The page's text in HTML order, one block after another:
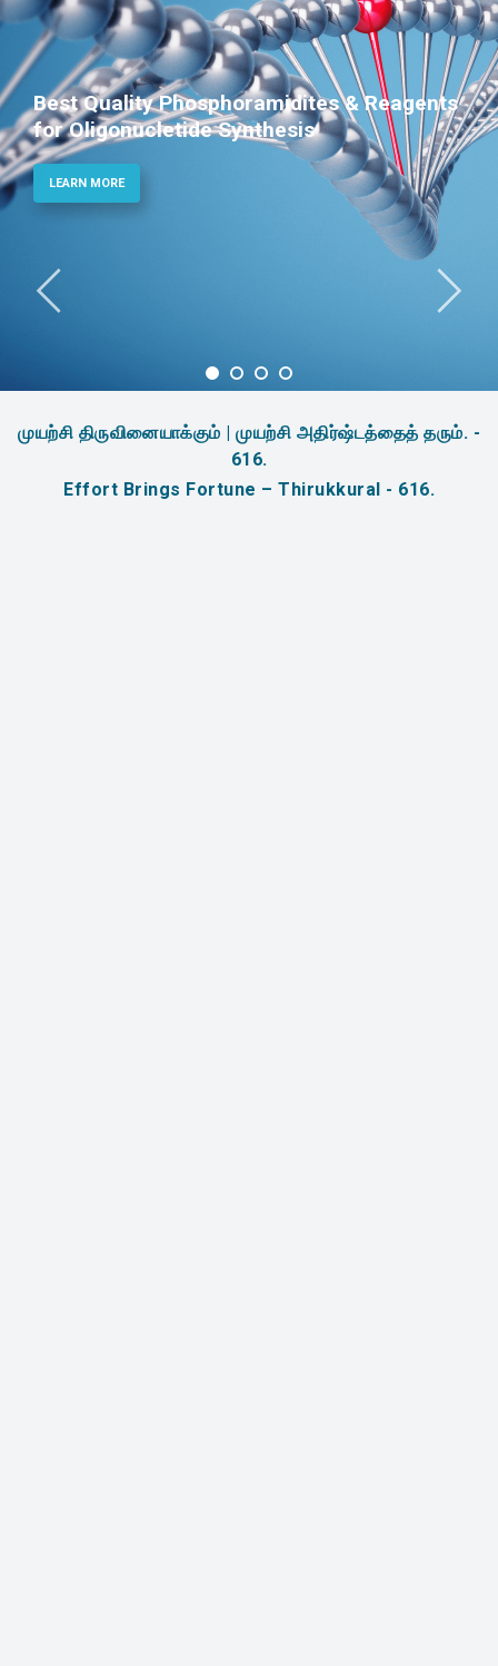
Best Quality Phosphoramidites & Reagents
for Oligonucletide Synthesis
LEARN MORE
முயற்சி திருவினையாக்கும் | முயற்சி அதிர்ஷ்டத்தைத் தரும். -
616.
Effort Brings Fortune – Thirukkural - 616.